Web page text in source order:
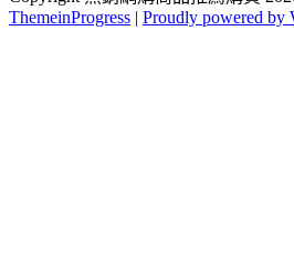
ThemeinProgress | Proudly powered by